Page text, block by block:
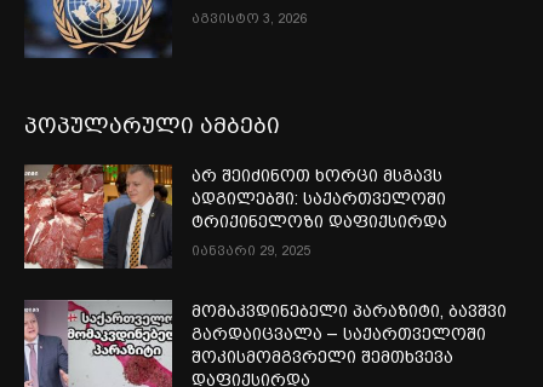
აგვისტო 3, 2026
პოპულარული ამბები
არ შეიძინოთ ხორცი მსგავს
ადგილებში: საქართველოში
ტრიქინელოზი დაფიქსირდა
იანვარი 29, 2025
მომაკვდინებელი პარაზიტი, ბავშვი
გარდაიცვალა – საქართველოში
შოკისმომგვრელი შემთხვევა
დაფიქსირდა